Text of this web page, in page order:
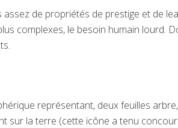
de propriétés de prestige et de
complexes, le besoin humain lourd.
représentant, deux feuilles
sur la terre (cette icône a tenu